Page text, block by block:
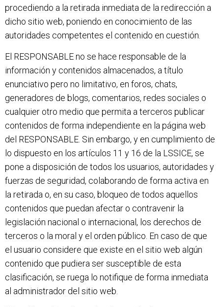
procediendo a la retirada inmediata de la redirección a
dicho sitio web, poniendo en conocimiento de las
autoridades competentes el contenido en cuestión.
El RESPONSABLE no se hace responsable de la
información y contenidos almacenados, a título
enunciativo pero no limitativo, en foros, chats,
generadores de blogs, comentarios, redes sociales o
cualquier otro medio que permita a terceros publicar
contenidos de forma independiente en la página web
del RESPONSABLE. Sin embargo, y en cumplimiento de
lo dispuesto en los artículos 11 y 16 de la LSSICE, se
pone a disposición de todos los usuarios, autoridades y
fuerzas de seguridad, colaborando de forma activa en
la retirada o, en su caso, bloqueo de todos aquellos
contenidos que puedan afectar o contravenir la
legislación nacional o internacional, los derechos de
terceros o la moral y el orden público. En caso de que
el usuario considere que existe en el sitio web algún
contenido que pudiera ser susceptible de esta
clasificación, se ruega lo notifique de forma inmediata
al administrador del sitio web.